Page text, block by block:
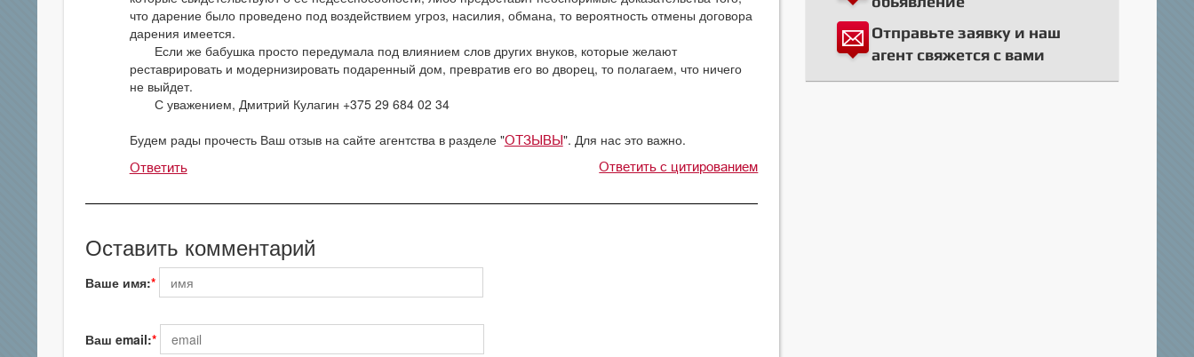
что дарение было проведено под воздействием угроз, насилия, обмана, то вероятность отмены договора
дарения имеется.
Если же бабушка просто передумала под влиянием слов других внуков, которые желают
реставрировать и модернизировать подаренный дом, превратив его во дворец, то полагаем, что ничего
не выйдет.
С уважением, Дмитрий Кулагин +375 29 684 02 34
Будем рады прочесть Ваш отзыв на сайте агентства в разделе "ОТЗЫВЫ". Для нас это важно.
Ответить Ответить с цитированием
Оставить комментарий
Ваше имя:
Ваш email:
Отправьте заявку и наш
агент свяжется с вами